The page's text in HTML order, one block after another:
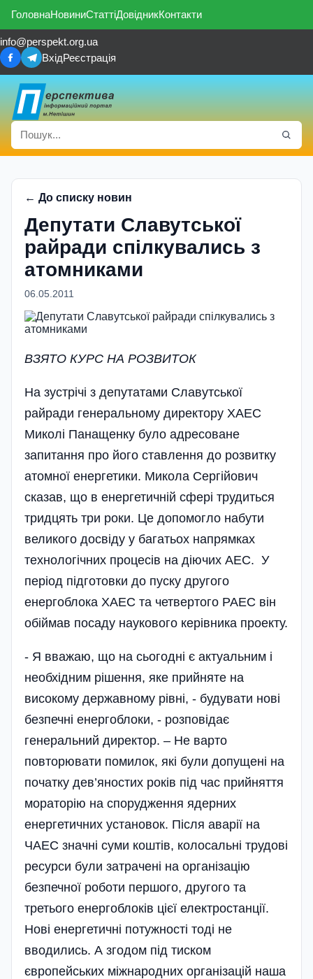
ГоловнаНовиниСтаттіДовідникКонтакти
info@perspekt.org.ua
ВхідРеєстрація
← До списку новин
Депутати Славутської
райради спілкувались з
атомниками
06.05.2011
ВЗЯТО КУРС НА РОЗВИТОК
На зустрічі з депутатами Славутської
райради генеральному директору ХАЕС
Миколі Панащенку було адресоване
запитання про його ставлення до розвитку
атомної енергетики. Микола Сергійович
сказав, що в енергетичній сфері трудиться
тридцять три роки. Це допомогло набути
великого досвіду у багатьох напрямках
технологічних процесів на діючих АЕС. У
період підготовки до пуску другого
енергоблока ХАЕС та четвертого РАЕС він
обіймав посаду наукового керівника проекту.
- Я вважаю, що на сьогодні є актуальним і
необхідним рішення, яке прийняте на
високому державному рівні, - будувати нові
безпечні енергоблоки, - розповідає
генеральний директор. – Не варто
повторювати помилок, які були допущені на
початку дев’яностих років під час прийняття
мораторію на спорудження ядерних
енергетичних установок. Після аварії на
ЧАЕС значні суми коштів, колосальні трудові
ресурси були затрачені на організацію
безпечної роботи першого, другого та
третього енергоблоків цієї електростанції.
Нові енергетичні потужності тоді не
вводились. А згодом під тиском
європейських міжнародних організацій наша